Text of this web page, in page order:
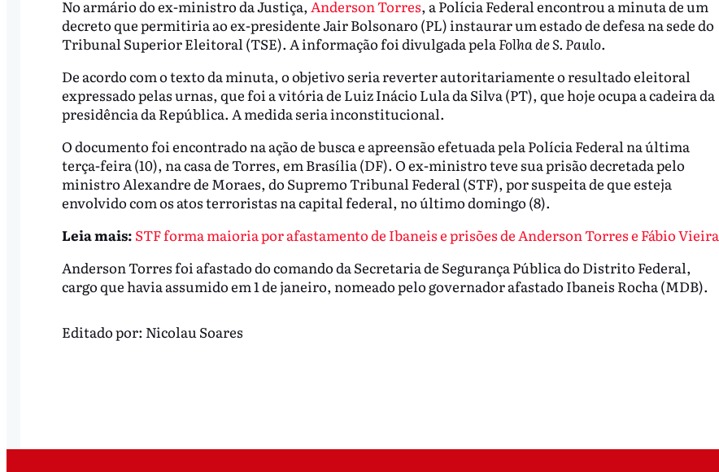
No armário do ex-ministro da Justiça, Anderson Torres, a Polícia Federal encontrou a minuta de um
decreto que permitiria ao ex-presidente Jair Bolsonaro (PL) instaurar um estado de defesa na sede do
Tribunal Superior Eleitoral (TSE). A informação foi divulgada pelaFolha de S. Paulo.
De acordo com o texto da minuta, o objetivo seria reverter autoritariamente o resultado eleitoral
expressado pelas urnas, que foi a vitória de Luiz Inácio Lula da Silva (PT), que hoje ocupa a cadeira da
presidência da República. A medida seria inconstitucional.
O documento foi encontrado na ação de busca e apreensão efetuada pela Polícia Federal na última
terça-feira (10), na casa de Torres, em Brasília (DF). O ex-ministro teve sua prisão decretada pelo
ministro Alexandre de Moraes, do Supremo Tribunal Federal (STF), por suspeita de que esteja
envolvido com os atos terroristas na capital federal, no último domingo (8).
Leia mais: STF forma maioria por afastamento de Ibaneis e prisões de Anderson Torres e Fábio Vieira
Anderson Torres foi afastado do comando da Secretaria de Segurança Pública do Distrito Federal,
cargo que havia assumido em 1 de janeiro, nomeado pelo governador afastado Ibaneis Rocha (MDB).
Editado por: Nicolau Soares